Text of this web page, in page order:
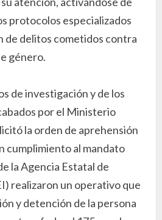
protocolos especializados
de delitos cometidos contra
género.
de investigación y de los
por el Ministerio
la orden de aprehensión
cumplimiento al mandato
la Agencia Estatal de
realizaron un operativo que
y detención de la persona